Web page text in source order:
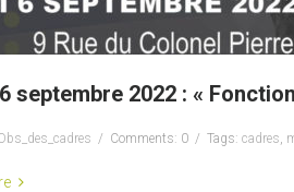
septembre 2022 : «
Comments: 0 Tags: cadres,